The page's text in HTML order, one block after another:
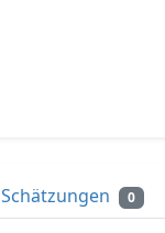
Schätzungen 0